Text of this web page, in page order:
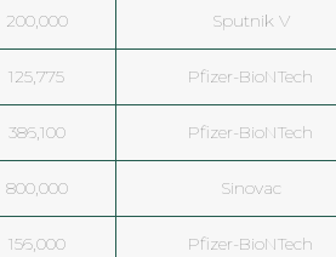
200,000 Sputnik V
125,775 Pfizer-BioNTech
386,100 Pfizer-BioNTech
800,000 Sinovac
156,000 Pfizer-BioNTech